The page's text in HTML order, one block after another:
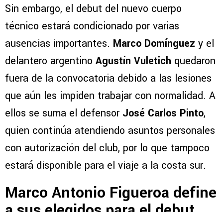
Sin embargo, el debut del nuevo cuerpo
técnico estará condicionado por varias
ausencias importantes. Marco Domínguez y el
delantero argentino Agustín Vuletich quedaron
fuera de la convocatoria debido a las lesiones
que aún les impiden trabajar con normalidad. A
ellos se suma el defensor José Carlos Pinto,
quien continúa atendiendo asuntos personales
con autorización del club, por lo que tampoco
estará disponible para el viaje a la costa sur.
Marco Antonio Figueroa define